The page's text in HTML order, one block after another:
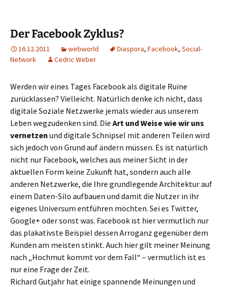
Der Facebook Zyklus?
16.12.2011 webworld Diaspora, Facebook, Social-
Network
Cedric Weber
Werden wir eines Tages Facebook als digitale Ruine
zurücklassen? Vielleicht. Natürlich denke ich nicht, dass
digitale Soziale Netzwerke jemals wieder aus unserem
Leben wegzudenken sind. Die Art und Weise wie wir uns
vernetzen und digitale Schnipsel mit anderen Teilen wird
sich jedoch von Grund auf ändern müssen. Es ist natürlich
nicht nur Facebook, welches aus meiner Sicht in der
aktuellen Form keine Zukunft hat, sondern auch alle
anderen Netzwerke, die Ihre grundlegende Architektur auf
einem Daten-Silo aufbauen und damit die Nutzer in ihr
eigenes Universum entführen möchten. Sei es Twitter,
Google+ oder sonst was. Facebook ist hier vermutlich nur
das plakativste Beispiel dessen Arroganz gegenüber dem
Kunden am meisten stinkt. Auch hier gilt meiner Meinung
nach „Hochmut kommt vor dem Fall“ – vermutlich ist es
nur eine Frage der Zeit.
Richard Gutjahr hat einige spannende Meinungen und